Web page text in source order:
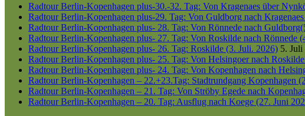
Radtour Berlin-Kopenhagen plus-30.-32. Tag: Von Kragenaes über
Radtour Berlin-Kopenhagen plus-29. Tag: Von Guldborg nach
Radtour Berlin-Kopenhagen plus- 28. Tag: Von Rönnede nach
Radtour Berlin-Kopenhagen plus- 27. Tag: Von Roskilde nach Rönnede
Radtour Berlin-Kopenhagen plus- 26. Tag: Roskilde (3. Juli. 2026) 5. Juli
Radtour Berlin-Kopenhagen plus- 25. Tag: Von Helsingoer nach
Radtour Berlin-Kopenhagen plus- 24. Tag: Von Kopenhagen nach
Radtour Berlin-Kopenhagen – 22.+23.Tag: Stadtrundgang Kopenhagen
Radtour Berlin-Kopenhagen – 21. Tag: Von Ströby Egede nach
Radtour Berlin-Kopenhagen – 20. Tag: Ausflug nach Koege (27. Juni